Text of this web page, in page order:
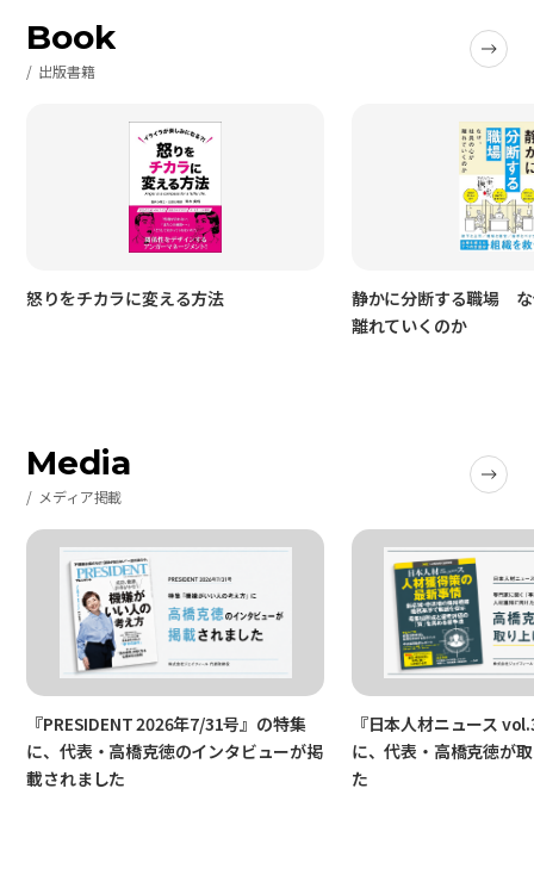
Book
出版書籍
怒りをチカラに変える方法
静かに分断する職場
離れていくのか
Media
メディア掲載
『PRESIDENT 2026年7/31号』の特集
に、代表・高橋克徳のインタビューが掲
載されました
『日本人材ニュース
に、代表・高橋克徳が
た